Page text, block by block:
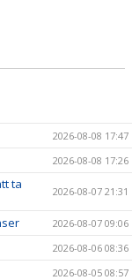
2026-08-08 17:47
2026-08-08 17:26
ta
2026-08-07 21:31
2026-08-07 09:06
2026-08-06 08:36
2026-08-05 08:57